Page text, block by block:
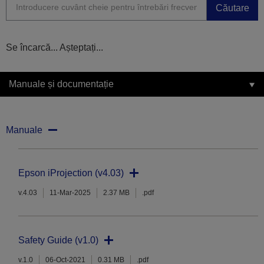
Căutare
Se încarcă... Așteptați...
Manuale și documentație
Manuale
Epson iProjection (v4.03)
v.4.03 11-Mar-2025 2.37 MB .pdf
Safety Guide (v1.0)
v.1.0 06-Oct-2021 0.31 MB .pdf